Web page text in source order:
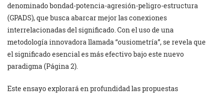
denominado bondad-potencia-agresión-peligro-estructura
(GPADS), que busca abarcar mejor las conexiones
interrelacionadas del significado. Con el uso de una
metodología innovadora llamada “ousiometría”, se revela que
el significado esencial es más efectivo bajo este nuevo
paradigma (Página 2).
Este ensayo explorará en profundidad las propuestas